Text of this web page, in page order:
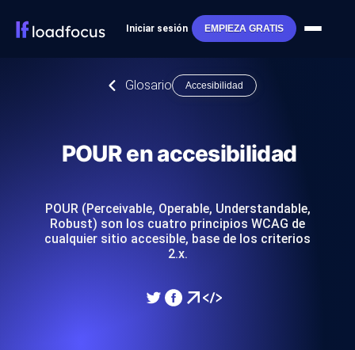
Iniciar sesión EMPIEZA GRATIS
Glosario Accesibilidad
POUR en accesibilidad
POUR (Perceivable, Operable, Understandable,
Robust) son los cuatro principios WCAG de
cualquier sitio accesible, base de los criterios
2.x.